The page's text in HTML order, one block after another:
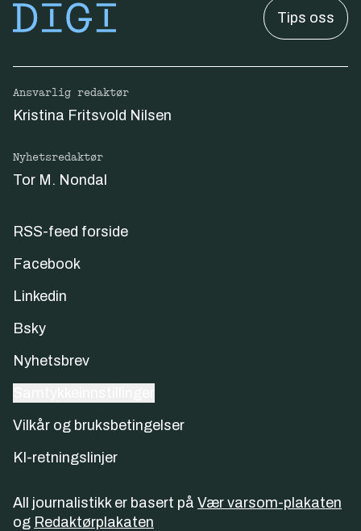
Tips oss
Ansvarlig redaktør
Kristina Fritsvold Nilsen
Nyhetsredaktør
Tor M. Nondal
RSS-feed forside
Facebook
Linkedin
Bsky
Nyhetsbrev
Vilkår og bruksbetingelser
KI-retningslinjer
All journalistikk er basert på Vær varsom-plakaten
og Redaktørplakaten